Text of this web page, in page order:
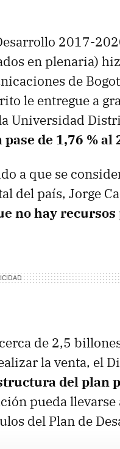
2017-
en plenaria)
de
le entregue a
Universidad
de 1,76 % al
a que se
del país, Jorge
no hay
de 2,5
la venta, el
del plan
pueda llevarse
del Plan de